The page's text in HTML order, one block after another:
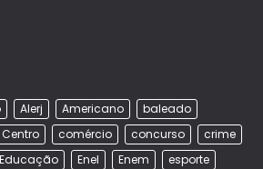
Alerj Americano
baleado
Centro comércio concurso
crime
Educação Enel Enem
esporte